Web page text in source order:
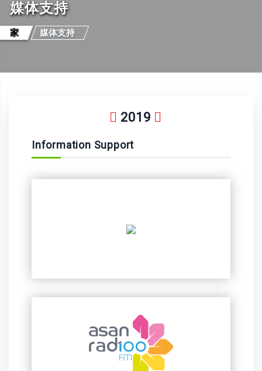
媒体支持
家 媒体支持
2019
Information Support